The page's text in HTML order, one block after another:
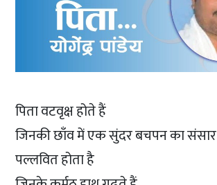
पिता वटवृक्ष होते हैं
जिनकी छाँव में एक सुंदर बचपन का संसार
पल्लवित होता है